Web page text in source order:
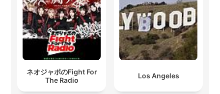
ネオジャポのFight For
The Radio
Los Angeles